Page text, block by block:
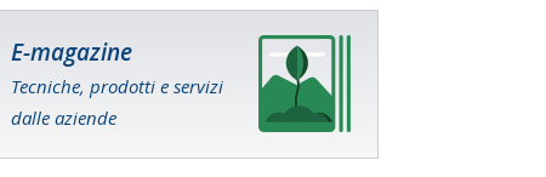
E-magazine
Tecniche, prodotti e servizi
dalle aziende